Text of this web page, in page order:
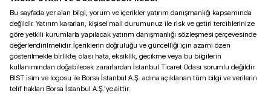
Bu sayfada yer alan bilgi, yorum ve içerikler yatırım danışmanlığı kapsamında
değildir. Yatırım kararları, kişisel mali durumunuz ile risk ve getiri tercihlerinize
göre yetkili kurumlarla yapılacak yatırım danışmanlığı sözleşmesi çerçevesinde
değerlendirilmelidir. İçeriklerin doğruluğu ve güncelliği için azami özen
gösterilmekle birlikte, olası hata, eksiklik, gecikme veya bu bilgilerin
kullanımından doğabilecek zararlardan İstanbul Ticaret Odası sorumlu değildir.
BIST isim ve logosu ile Borsa İstanbul A.Ş. adına açıklanan tüm bilgi ve verilerin
telif hakları Borsa İstanbul A.Ş.’ye aittir.